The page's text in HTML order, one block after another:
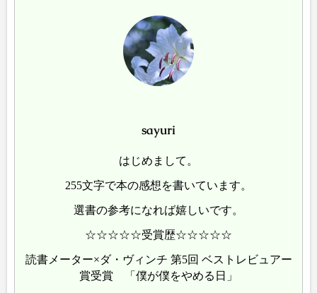
sayuri
はじめまして。
255文字で本の感想を書いています。
選書の参考になれば嬉しいです。
☆☆☆☆☆受賞歴☆☆☆☆☆
読書メーター×ダ・ヴィンチ 第5回 ベストレビュアー
賞受賞 「僕が僕をやめる日」